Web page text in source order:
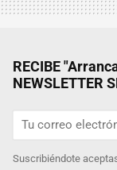
RECIBE
NEWSLETTER
Suscribiéndote